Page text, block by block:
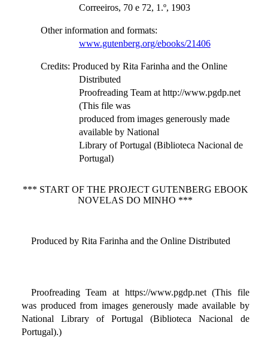
Correeiros, 70 e 72, 1.º, 1903
Other information and formats:
www.gutenberg.org/ebooks/21406
Credits: Produced by Rita Farinha and the Online
Distributed
Proofreading Team at http://www.pgdp.net
(This file was
produced from images generously made
available by National
Library of Portugal (Biblioteca Nacional de
Portugal)
*** START OF THE PROJECT GUTENBERG EBOOK
NOVELAS DO MINHO ***
Produced by Rita Farinha and the Online Distributed
Proofreading Team at https://www.pgdp.net (This file
was produced from images generously made available by
National Library of Portugal (Biblioteca Nacional de
Portugal).)